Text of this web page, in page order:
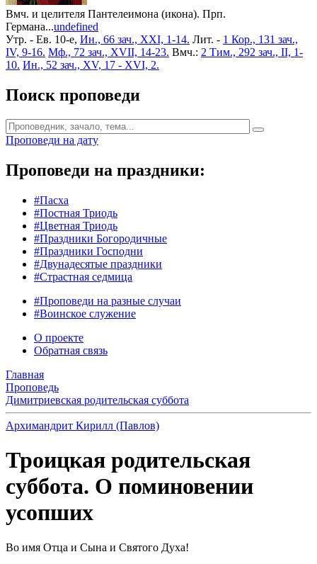
Вмч. и целителя Пантелеимона (икона). Прп.
Германа...undefined
Утр. - Ев. 10-е, Ин., 66 зач., XXI, 1-14. Лит. - 1 Кор., 131 зач.,
IV, 9-16. Мф., 72 зач., XVII, 14-23. Вмч.: 2 Тим., 292 зач., II, 1-
10. Ин., 52 зач., XV, 17 - XVI, 2.
Поиск проповеди
Проповеди на дату
Проповеди на праздники:
#Пасха
#Постная Триодь
#Цветная Триодь
#Праздники Богородичные
#Праздники Господни
#Двунадесятые праздники
#Страстная седмица
#Проповеди на разные случаи
#Воинское служение
О проекте
Обратная связь
Главная
Проповедь
Димитриевская родительская суббота
Архимандрит Кирилл (Павлов)
Троицкая родительская
суббота. О поминовении
усопших
Во имя Отца и Сына и Святого Духа!